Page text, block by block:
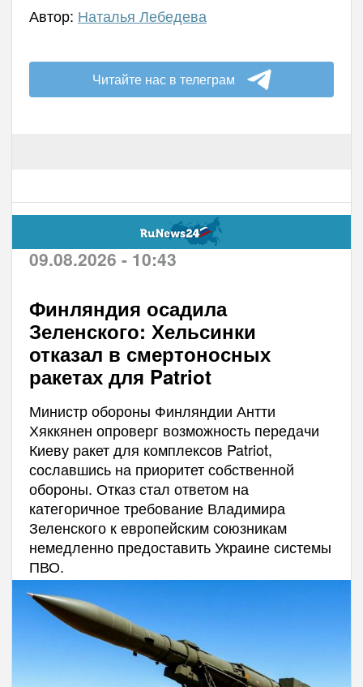
Автор: Наталья Лебедева
Читайте нас в телеграм
09.08.2026 - 10:43
Финляндия осадила
Зеленского: Хельсинки
отказал в смертоносных
ракетах для Patriot
Министр обороны Финляндии Антти
Хяккянен опроверг возможность передачи
Киеву ракет для комплексов Patriot,
сославшись на приоритет собственной
обороны. Отказ стал ответом на
категоричное требование Владимира
Зеленского к европейским союзникам
немедленно предоставить Украине системы
ПВО.